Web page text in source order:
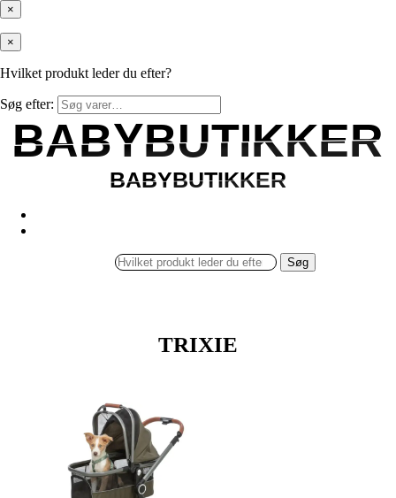
×
×
Hvilket produkt leder du efter?
Søg efter:
BABYBUTIKKER
BABYBUTIKKER
BABYBUTIKKER
BABYBUTIKKER
Søg
TRIXIE